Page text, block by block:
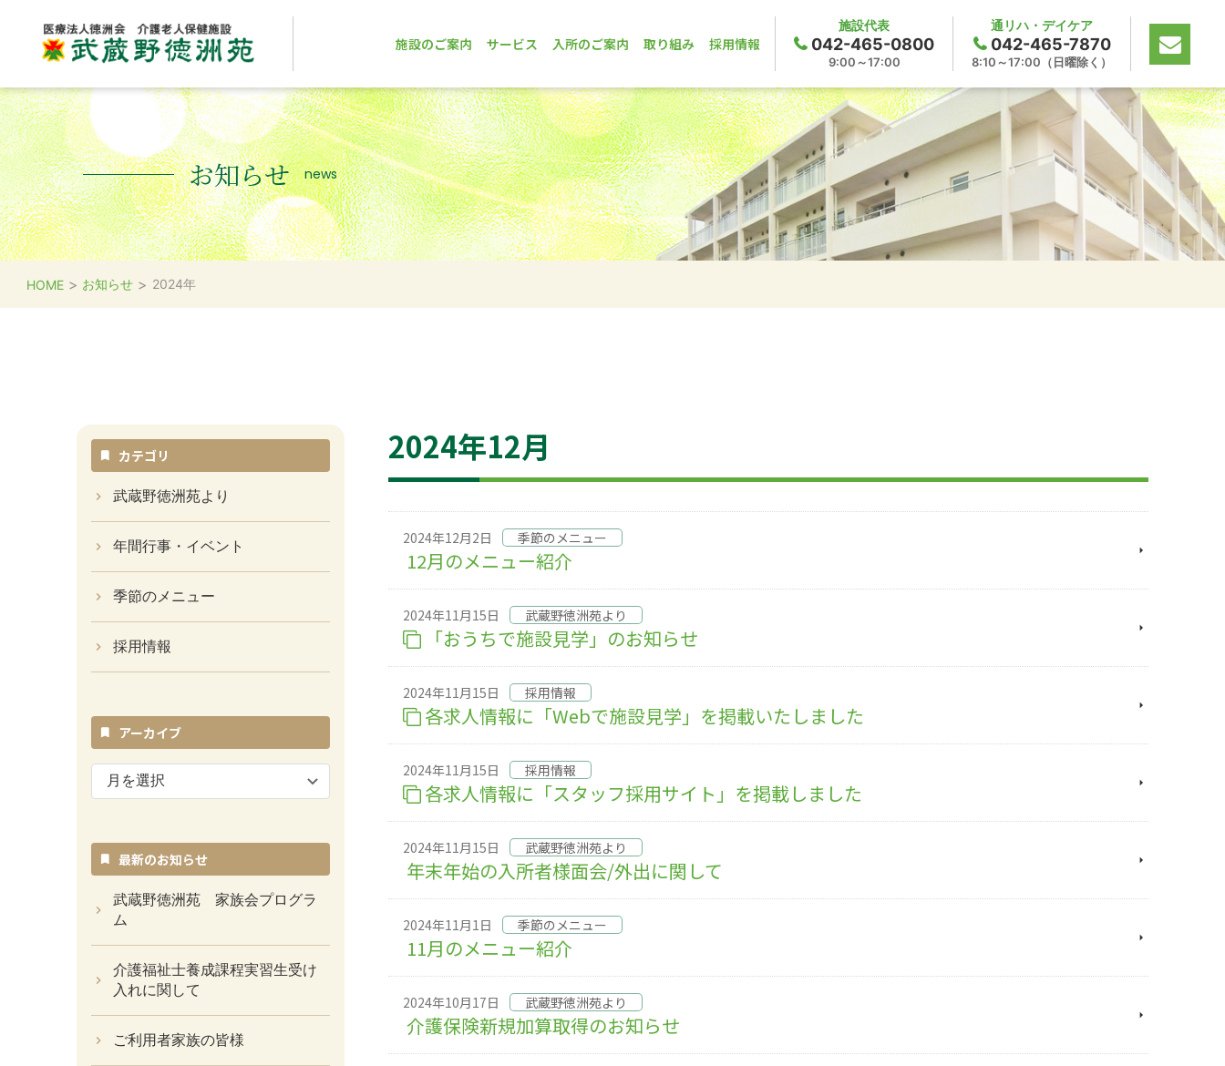
施設のご案内 サービス 入所のご案内 取り組み 採用情報
施設代表
042-465-0800
9:00～17:00
通リハ・デイケア
042-465-7870
8:10～17:00（日曜除く）
お知らせ news
HOME > お知らせ > 2024年
2024年12月
12月のメニュー紹介
2024年12月2日 季節のメニュー
「おうちで施設見学」のお知らせ
2024年11月15日 武蔵野徳洲苑より
各求人情報に「Webで施設見学」を掲載いたしました
2024年11月15日 採用情報
各求人情報に「スタッフ採用サイト」を掲載しました
2024年11月15日 採用情報
年末年始の入所者様面会/外出に関して
2024年11月15日 武蔵野徳洲苑より
11月のメニュー紹介
2024年11月1日 季節のメニュー
介護保険新規加算取得のお知らせ
2024年10月17日 武蔵野徳洲苑より
カテゴリ
武蔵野徳洲苑より
年間行事・イベント
季節のメニュー
採用情報
アーカイブ
ブ
最新のお知らせ
武蔵野徳洲苑 家族会プログラ
ム
介護福祉士養成課程実習生受け
入れに関して
ご利用者家族の皆様